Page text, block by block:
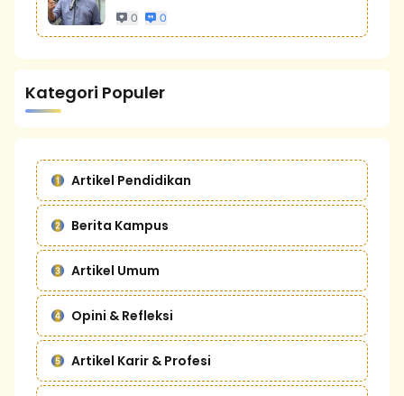
0 0
Kategori Populer
Artikel Pendidikan
Berita Kampus
Artikel Umum
Opini & Refleksi
Artikel Karir & Profesi